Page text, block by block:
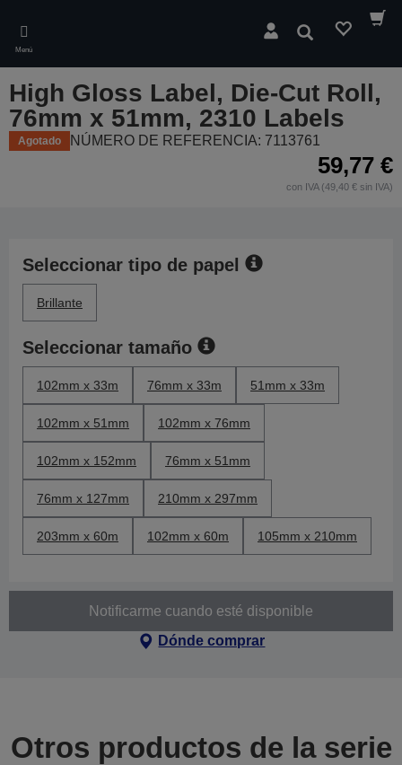
main
content
Menú
Buscar
High Gloss Label, Die-Cut Roll,
76mm x 51mm, 2310 Labels
Agotado NÚMERO DE REFERENCIA: 7113761
59,77 €
con IVA (49,40 € sin IVA)
Seleccionar tipo de papel
Brillante
Seleccionar tamaño
102mm x 33m 76mm x 33m 51mm x 33m
102mm x 51mm 102mm x 76mm
102mm x 152mm 76mm x 51mm
76mm x 127mm 210mm x 297mm
203mm x 60m 102mm x 60m 105mm x 210mm
Notificarme cuando esté disponible
Dónde comprar
Otros productos de la serie